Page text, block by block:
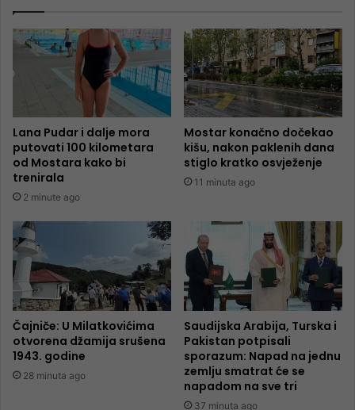
Lana Pudar i dalje mora
putovati 100 kilometara
od Mostara kako bi
trenirala
2 minute ago
Mostar konačno dočekao
kišu, nakon paklenih dana
stiglo kratko osvježenje
11 minuta ago
Čajniče: U Milatkovićima
otvorena džamija srušena
1943. godine
28 minuta ago
Saudijska Arabija, Turska i
Pakistan potpisali
sporazum: Napad na jednu
zemlju smatrat će se
napadom na sve tri
37 minuta ago